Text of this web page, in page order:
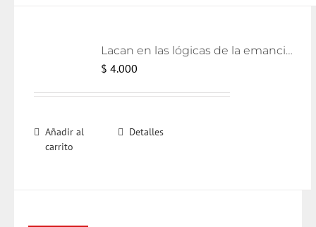
Lacan en las lógicas de la emancipación [eBook]
$ 4.000
Añadir al
carrito
Detalles